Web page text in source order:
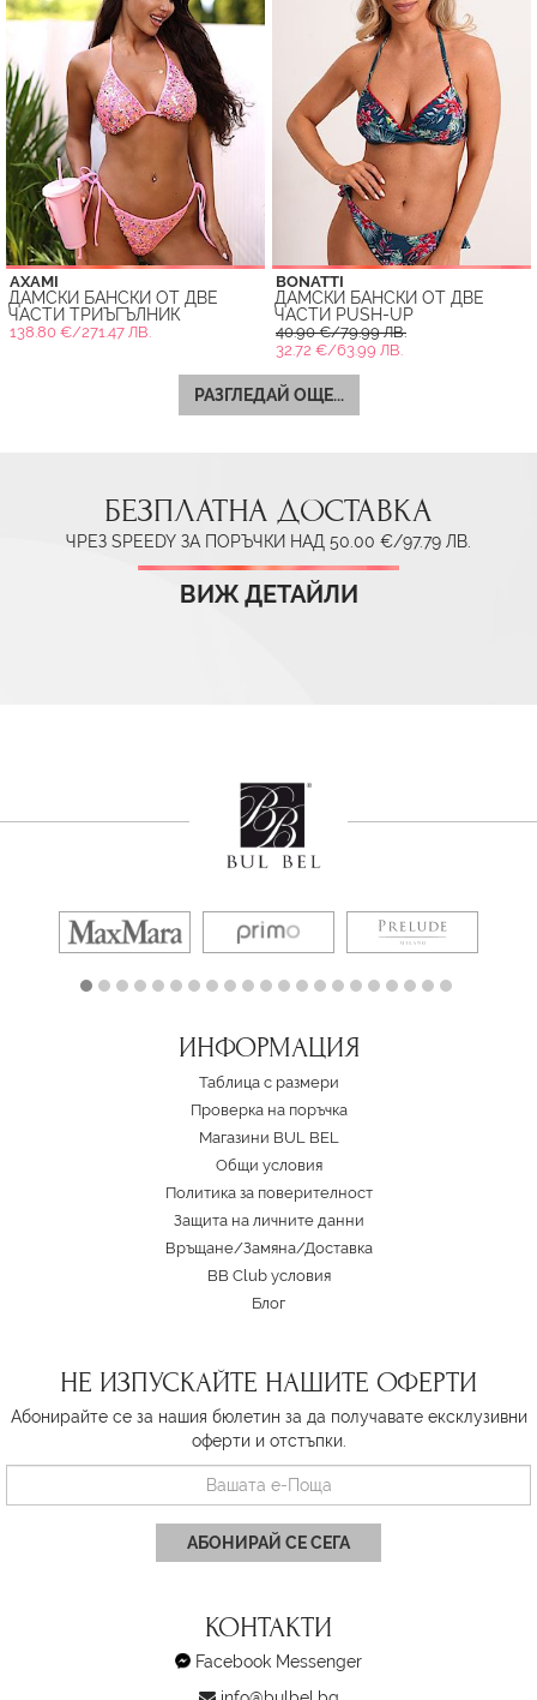
AXAMI
ДАМСКИ БАНСКИ ОТ ДВЕ
ЧАСТИ ТРИЪГЪЛНИК
138.80 €/271.47 ЛВ.
BONATTI
ДАМСКИ БАНСКИ ОТ ДВЕ
ЧАСТИ PUSH-UP
40.90 €/79.99 ЛВ.
32.72 €/63.99 ЛВ.
РАЗГЛЕДАЙ ОЩЕ...
БЕЗПЛАТНА ДОСТАВКА
ЧРЕЗ SPEEDY ЗА ПОРЪЧКИ НАД 50.00 €/97.79 ЛВ.
ВИЖ ДЕТАЙЛИ
ИНФОРМАЦИЯ
Таблица с размери
Проверка на поръчка
Магазини BUL BEL
Oбщи условия
Политика за поверителност
Защита на личните данни
Връщане/Замяна/Доставка
BB Club условия
Блог
НЕ ИЗПУСКАЙТЕ НАШИТЕ ОФЕРТИ
Абонирайте се за нашия бюлетин за да получавате ексклузивни
оферти и отстъпки.
АБОНИРАЙ СЕ СЕГА
КОНТАКТИ
Facebook Messenger